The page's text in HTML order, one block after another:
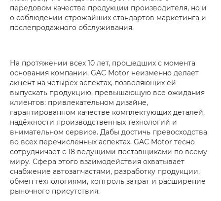
передовом качестве продукции производителя, но и
о соблюдении строжайших стандартов маркетинга и
послепродажного обслуживания.
На протяжении всех 10 лет, прошедших с момента
основания компании, GAC Motor неизменно делает
акцент на четырёх аспектах, позволяющих ей
выпускать продукцию, превышающую все ожидания
клиентов­­­: привлекательном дизайне,
гарантированном качестве комплектующих деталей,
надёжности производственных технологий и
внимательном сервисе. Дабы достичь превосходства
во всех перечисленных аспектах, GAC Motor тесно
сотрудничает с 18 ведущими поставщиками по всему
миру. Сфера этого взаимодействия охватывает
снабжение автозапчастями, разработку продукции,
обмен технологиями, контроль затрат и расширение
рыночного присутствия.